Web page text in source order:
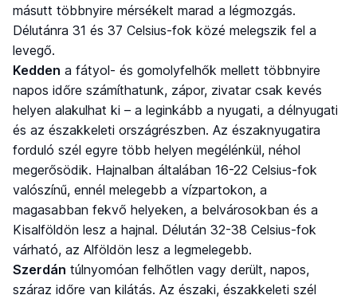
másutt többnyire mérsékelt marad a légmozgás.
Délutánra 31 és 37 Celsius-fok közé melegszik fel a
levegő.
Kedden a fátyol- és gomolyfelhők mellett többnyire
napos időre számíthatunk, zápor, zivatar csak kevés
helyen alakulhat ki – a leginkább a nyugati, a délnyugati
és az északkeleti országrészben. Az északnyugatira
forduló szél egyre több helyen megélénkül, néhol
megerősödik. Hajnalban általában 16-22 Celsius-fok
valószínű, ennél melegebb a vízpartokon, a
magasabban fekvő helyeken, a belvárosokban és a
Kisalföldön lesz a hajnal. Délután 32-38 Celsius-fok
várható, az Alföldön lesz a legmelegebb.
Szerdán túlnyomóan felhőtlen vagy derült, napos,
száraz időre van kilátás. Az északi, északkeleti szél